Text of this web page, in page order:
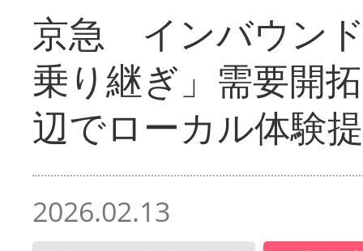
京急 インバウン
乗り継ぎ」需要開
辺でローカル体験
2026.02.13